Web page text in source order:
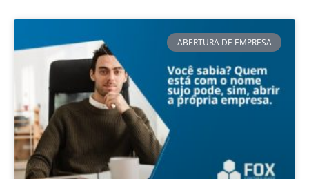
ABERTURA DE EMPRESA